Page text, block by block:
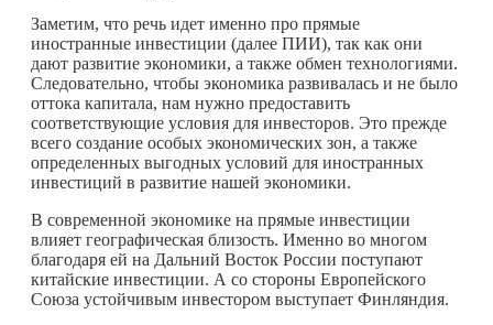
Заметим, что речь идет именно про прямые
иностранные инвестиции (далее ПИИ), так как они
дают развитие экономики, а также обмен технологиями.
Следовательно, чтобы экономика развивалась и не было
оттока капитала, нам нужно предоставить
соответствующие условия для инвесторов. Это прежде
всего создание особых экономических зон, а также
определенных выгодных условий для иностранных
инвестиций в развитие нашей экономики.
В современной экономике на прямые инвестиции
влияет географическая близость. Именно во многом
благодаря ей на Дальний Восток России поступают
китайские инвестиции. А со стороны Европейского
Союза устойчивым инвестором выступает Финляндия.